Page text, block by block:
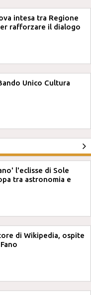
intesa tra Regione
rafforzare il dialogo
Unico Cultura
l'eclisse di Sole
tra astronomia e
di Wikipedia, ospite